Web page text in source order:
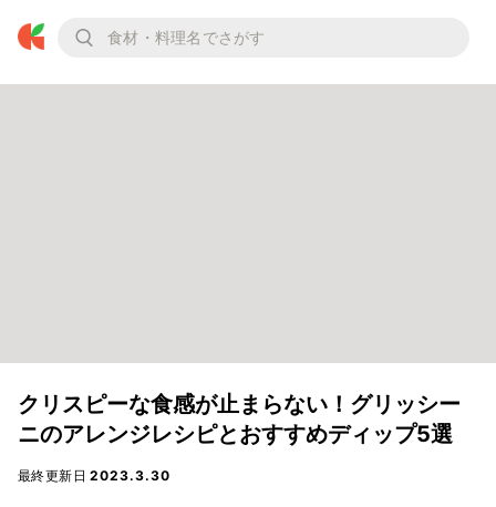
クリスピーな食感が止まらない！グリッシー
ニのアレンジレシピとおすすめディップ5選
最終更新日2023.3.30